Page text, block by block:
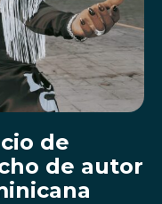
de
de autor